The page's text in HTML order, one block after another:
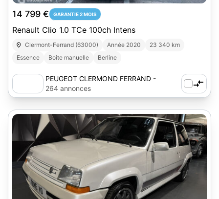
14 799 € GARANTIE 2 MOIS
Renault Clio 1.0 TCe 100ch Intens
Clermont-Ferrand (63000) Année 2020
23 340 km
Essence
Boîte manuelle Berline
PEUGEOT CLERMOND FERRAND -
AUTOSPHERE
264 annonces